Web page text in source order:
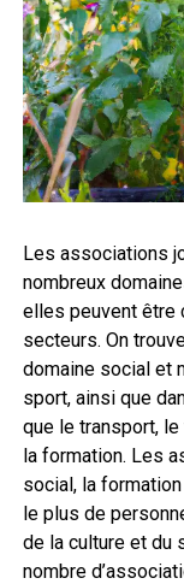
Les associations
nombreux
elles peuvent être
secteurs. On
domaine social et
sport, ainsi que
que le transport,
la formation. Les
social, la
le plus de
de la culture et du
nombre